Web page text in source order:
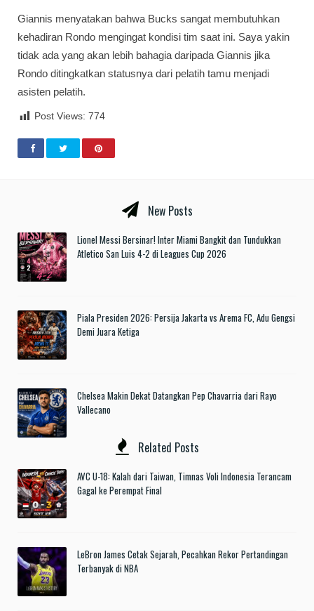
Giannis menyatakan bahwa Bucks sangat membutuhkan
kehadiran Rondo mengingat kondisi tim saat ini. Saya yakin
tidak ada yang akan lebih bahagia daripada Giannis jika
Rondo ditingkatkan statusnya dari pelatih tamu menjadi
asisten pelatih.
Post Views: 774
New Posts
Lionel Messi Bersinar! Inter Miami Bangkit dan Tundukkan
Atletico San Luis 4-2 di Leagues Cup 2026
Piala Presiden 2026: Persija Jakarta vs Arema FC, Adu Gengsi
Demi Juara Ketiga
Chelsea Makin Dekat Datangkan Pep Chavarria dari Rayo
Vallecano
Related Posts
AVC U-18: Kalah dari Taiwan, Timnas Voli Indonesia Terancam
Gagal ke Perempat Final
LeBron James Cetak Sejarah, Pecahkan Rekor Pertandingan
Terbanyak di NBA